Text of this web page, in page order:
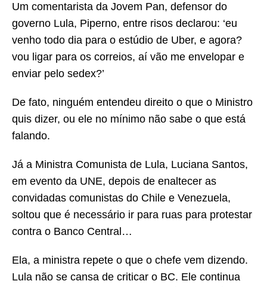
Um comentarista da Jovem Pan, defensor do
governo Lula, Piperno, entre risos declarou: ‘eu
venho todo dia para o estúdio de Uber, e agora?
vou ligar para os correios, aí vão me envelopar e
enviar pelo sedex?’
De fato, ninguém entendeu direito o que o Ministro
quis dizer, ou ele no mínimo não sabe o que está
falando.
Já a Ministra Comunista de Lula, Luciana Santos,
em evento da UNE, depois de enaltecer as
convidadas comunistas do Chile e Venezuela,
soltou que é necessário ir para ruas para protestar
contra o Banco Central…
Ela, a ministra repete o que o chefe vem dizendo.
Lula não se cansa de criticar o BC. Ele continua